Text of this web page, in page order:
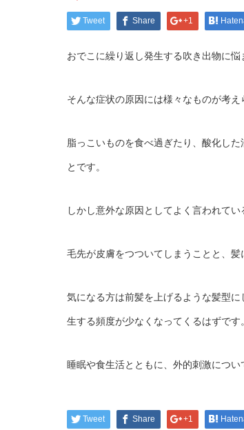
Tweet Share +1
おでこに繰り返し発生する吹き出物に悩
そんな症状の原因には様々なものが考
脂っこいものを食べ過ぎたり、酸化し
とです。
しかし意外な原因としてよく言われて
毛先が皮膚をつついてしまうことと、髪
気になる方は前髪を上げるような髪型
生する頻度が少なくなってくるはずです。
睡眠や食生活とともに、外的刺激につい
Tweet Share +1